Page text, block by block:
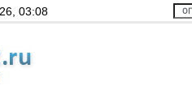
03:08